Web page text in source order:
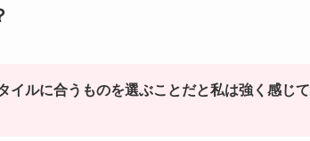
ルに合うものを選ぶことだと私は強く感じて